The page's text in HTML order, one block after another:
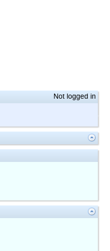
Not logged in